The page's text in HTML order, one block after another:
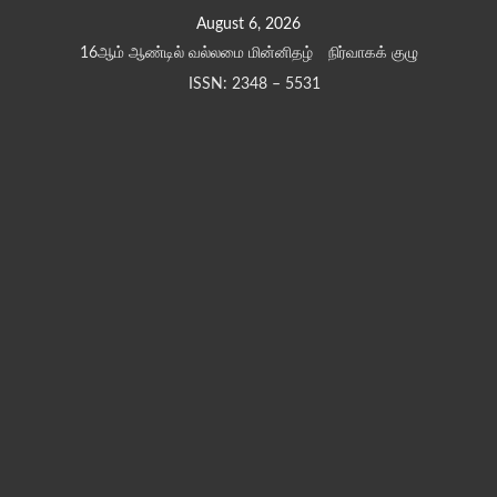
August 6, 2026
16ஆம் ஆண்டில் வல்லமை மின்னிதழ்
நிர்வாகக் குழு
ISSN: 2348 – 5531